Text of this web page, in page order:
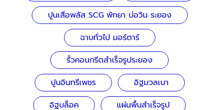
ปูนเสือพลัส SCG พัทยา บ่อวิน ระยอง
ฉาบทั่วไป มอร์ตาร์
รั้วคอนกรีตสำเร็จรูประยอง
ปูนอินทรีเพชร
อิฐมวลเบา
อิฐบล็อค
แผ่นพื้นสำเร็จรูป